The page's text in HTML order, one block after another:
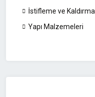
İstifleme ve Kaldırma
Yapı Malzemeleri